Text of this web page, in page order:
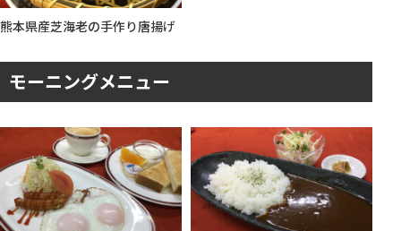
熊本県産芝海老の手作り唐揚げ
モーニングメニュー